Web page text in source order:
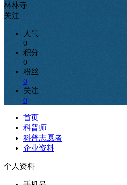
林林寺
关注
人气
0
积分
0
粉丝
0
关注
0
首页
科普师
科普志愿者
企业资料
个人资料